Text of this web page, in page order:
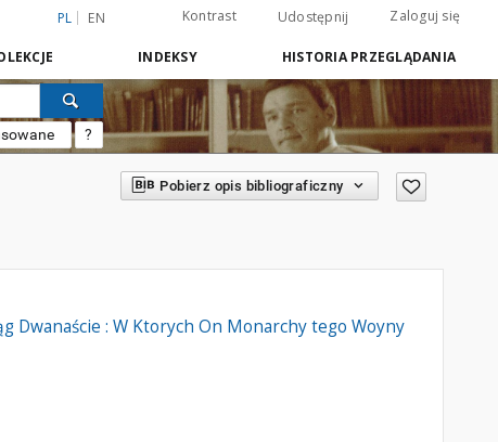
PL EN Kontrast Udostępnij Zaloguj się
INDEKSY HISTORIA PRZEGLĄDANIA
?
Pobierz opis bibliograficzny
Dwanaście : W Ktorych On Monarchy tego Woyny